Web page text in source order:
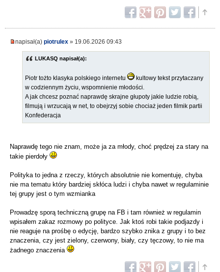
napisał(a) piotrulex » 19.06.2026 09:43
LUKASQ napisał(a):
Piotr tożto klasyka polskiego internetu
kultowy tekst przytaczany
w codziennym życiu, wspomnienie młodości.
A jak chcesz poznać naprawdę skrajne głupoty jakie ludzie robią,
filmują i wrzucają w net, to obejrzyj sobie chociaż jeden filmik partii
Konfederacja
Naprawdę tego nie znam, może ja za młody, choć prędzej za stary na
takie pierdoły
Polityka to jedna z rzeczy, których absolutnie nie komentuję, chyba
nie ma tematu który bardziej skłóca ludzi i chyba nawet w regulaminie
tej grupy jest o tym wzmianka
Prowadzę sporą techniczną grupę na FB i tam również w regulamin
wpisałem zakaz rozmowy po polityce. Jak ktoś robi takie podjazdy i
nie reaguje na prośbę o edycję, bardzo szybko znika z grupy i to bez
znaczenia, czy jest zielony, czerwony, biały, czy tęczowy, to nie ma
żadnego znaczenia